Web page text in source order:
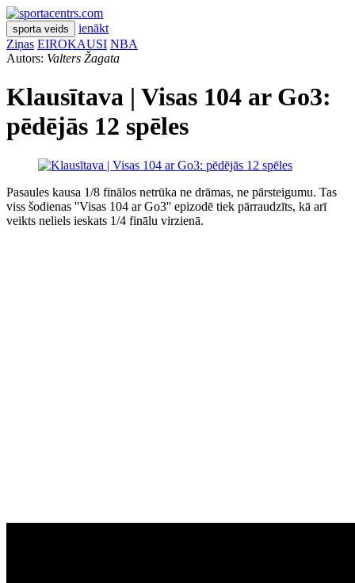
sporta veids
ienākt
Ziņas EIROKAUSI NBA
Autors: Valters Žagata
Klausītava | Visas 104 ar Go3:
pēdējās 12 spēles
Pasaules kausa 1/8 finālos netrūka ne drāmas, ne pārsteigumu. Tas
viss šodienas ''Visas 104 ar Go3'' epizodē tiek pārraudzīts, kā arī
veikts neliels ieskats 1/4 finālu virzienā.